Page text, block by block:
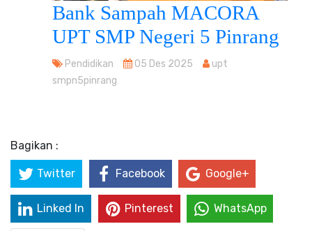
Bank Sampah MACORA
UPT SMP Negeri 5 Pinrang
Pendidikan 05 Des 2025
upt
smpn5pinrang
Bagikan :
Twitter Facebook Google+
Linked In Pinterest WhatsApp